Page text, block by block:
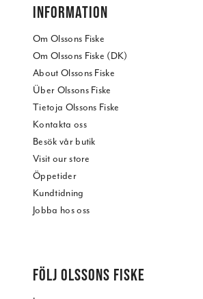
INFORMATION
Om Olssons Fiske
Om Olssons Fiske (DK)
About Olssons Fiske
Über Olssons Fiske
Tietoja Olssons Fiske
Kontakta oss
Besök vår butik
Visit our store
Öppetider
Kundtidning
Jobba hos oss
FÖLJ OLSSONS FISKE